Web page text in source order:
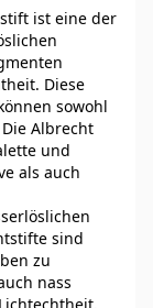
ist eine der
Diese
sowohl
Albrecht
und
als auch
sind
zu
nass